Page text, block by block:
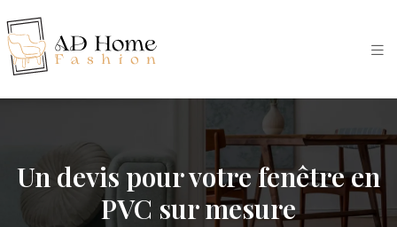
Un devis pour votre fenêtre en
PVC sur mesure